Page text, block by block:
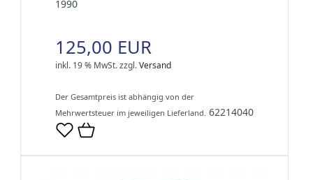
1990
125,00 EUR
inkl. 19 % MwSt.zzgl.Versand
Der Gesamtpreis ist abhängig von der
Mehrwertsteuer im jeweiligen Lieferland. 62214040